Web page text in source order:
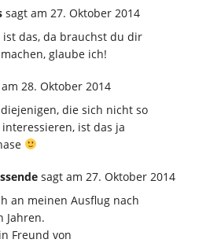
sagt am 27. Oktober 2014
das, da brauchst du dir
glaube ich!
am 28. Oktober 2014
die sich nicht so
ist das ja
sagt am 27. Oktober 2014
an meinen Ausflug nach
Jahren.
Freund von